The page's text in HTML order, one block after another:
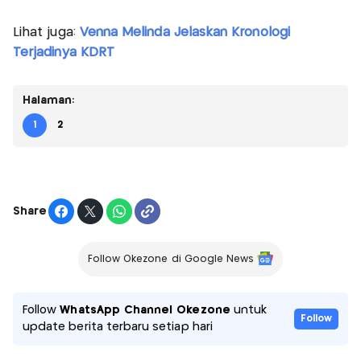
Lihat juga: Venna Melinda Jelaskan Kronologi
Terjadinya KDRT
Halaman:
1 2
Share
Follow Okezone di Google News
FollowWhatsApp Channel Okezone untuk
update berita terbaru setiap hari
Follow